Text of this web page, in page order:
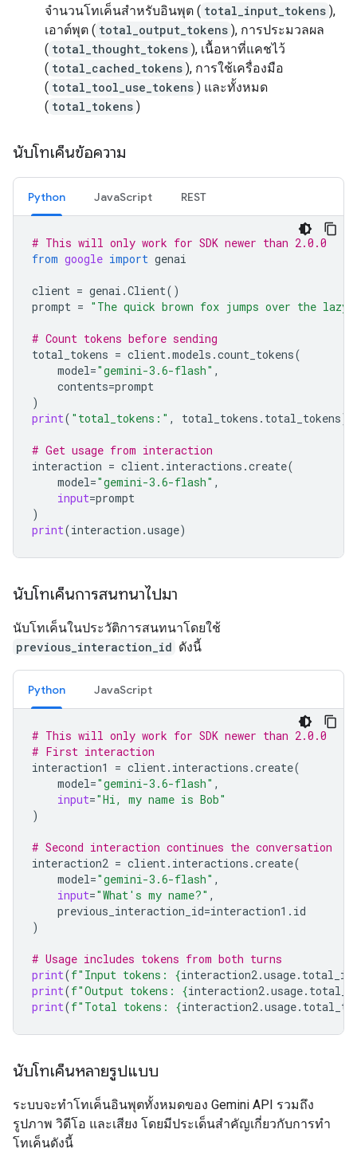
จำนวนโทเค็นสำหรับอินพุต ( total_input_tokens ),
เอาต์พุต ( total_output_tokens ), การประมวลผล
( total_thought_tokens ), เนื้อหาที่แคชไว้
( total_cached_tokens ), การใช้เครื่องมือ
( total_tool_use_tokens ) และทั้งหมด
( total_tokens )
นับโทเค็นข้อความ
Python JavaScript REST
# This will only work for SDK newer than 2.0.0
from google import genai
client = genai .Client()
prompt = "The quick brown fox jumps over the lazy
# Count tokens before sending
total_tokens = client.models .count_tokens(
model="gemini-3.6-flash" ,
contents=prompt
)
print( "total_tokens:" , total_tokens . total_tokens)
# Get usage from interaction
interaction = client. interactions .create(
model="gemini-3.6-flash" ,
input=prompt
)
print(interaction .usage)
นับโทเค็นการสนทนาไปมา
นับโทเค็นในประวัติการสนทนาโดยใช้
previous_interaction_id ดังนี้
Python JavaScript
# This will only work for SDK newer than 2.0.0
# First interaction
interaction1
= client. interactions .create(
model="gemini-3.6-flash" ,
input="Hi, my name is Bob"
)
# Second interaction continues the conversation
interaction2 = client. interactions .create(
model="gemini-3.6-flash" ,
input="What's my name?" ,
previous_interaction_id=interaction1 . id
)
# Usage includes tokens from both turns
print(f"Input tokens: {interaction2.usage.
print(f"Output tokens: {interaction2.usage.
print(f"Total tokens: {interaction2.usage.
นับโทเค็นหลายรูปแบบ
ระบบจะทำโทเค็นอินพุตทั้งหมดของ Gemini API รวมถึง
รูปภาพ วิดีโอ และเสียง โดยมีประเด็นสำคัญเกี่ยวกับการทำ
โทเค็นดังนี้